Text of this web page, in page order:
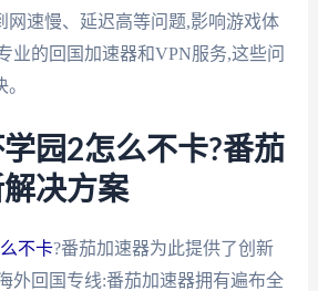
网速慢、延迟高等问题,影响游戏体
业的回国加速器和VPN服务,这些问
园2怎么不卡?番茄
决方案
不卡?番茄加速器为此提供了创新
外回国专线:番茄加速器拥有遍布全